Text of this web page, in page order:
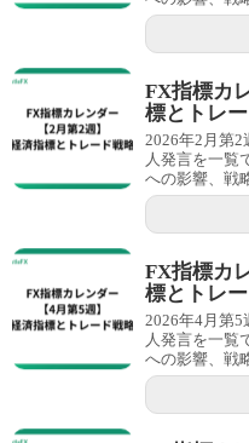
FX指標カ
標とトレ
2026年2月第2
人発言を一覧
への影響、戦
FX指標カ
標とトレ
2026年4月第5
人発言を一覧
への影響、戦